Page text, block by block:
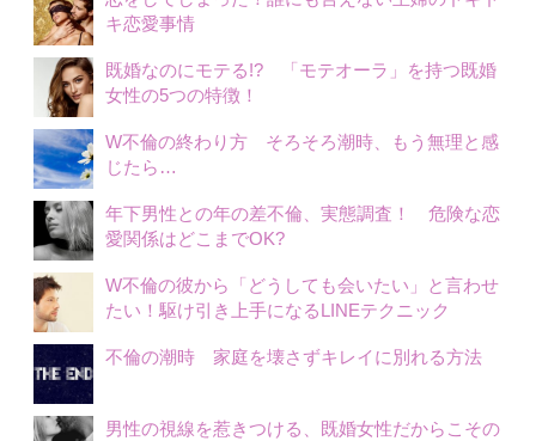
キ恋愛事情
既婚なのにモテる!? 「モテオーラ」を持つ既婚
女性の5つの特徴！
W不倫の終わり方 そろそろ潮時、もう無理と感
じたら…
年下男性との年の差不倫、実態調査！ 危険な恋
愛関係はどこまでOK?
W不倫の彼から「どうしても会いたい」と言わせ
たい！駆け引き上手になるLINEテクニック
不倫の潮時 家庭を壊さずキレイに別れる方法
男性の視線を惹きつける、既婚女性だからこその